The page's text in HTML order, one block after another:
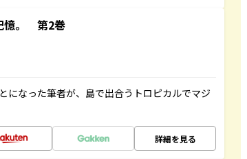
憶。 第2巻
になった筆者が、島で出合うトロピカルでマジ
詳細を見る